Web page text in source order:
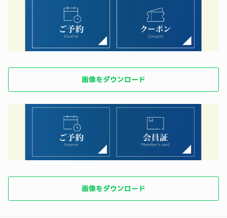
画像をダウンロード
画像をダウンロード